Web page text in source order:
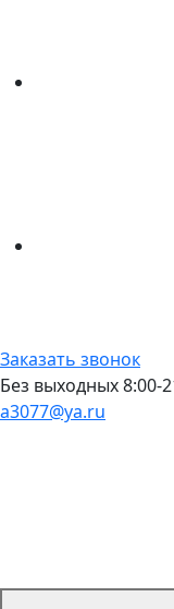
Заказать звонок
Без выходных 8:00-
a3077@ya.ru